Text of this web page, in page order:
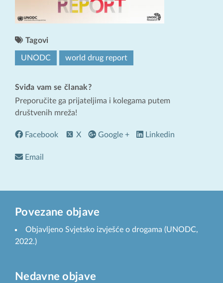
Tagovi
UNODC world drug report
Sviđa vam se članak?
Preporučite ga prijateljima i kolegama putem
društvenih mreža!
Facebook X Google + Linkedin
Email
Povezane objave
Objavljeno Svjetsko izvješće o drogama (UNODC,
2022.)
Nedavne objave